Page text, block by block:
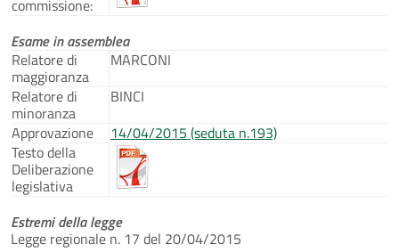
commissione:
Esame in assemblea
Relatore di
maggioranza
MARCONI
Relatore di
minoranza
BINCI
Approvazione
14/04/2015 (seduta n.193)
Testo della
Deliberazione
legislativa
Estremi della legge
Legge regionale n. 17 del 20/04/2015